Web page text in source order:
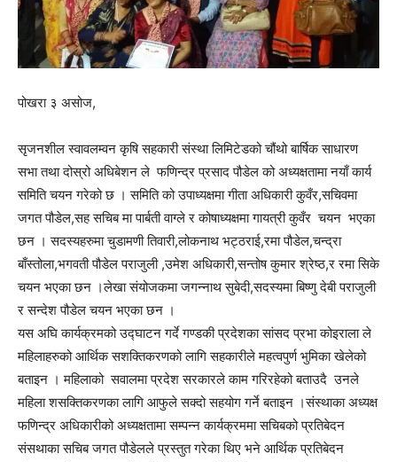
पोखरा ३ असोज,
सृजनशील स्वावलम्वन कृषि सहकारी संस्था लिमिटेडको चौंथो बार्षिक साधारण
सभा तथा दोस्रो अधिबेशन ले फणिन्द्र प्रसाद पौडेल को अध्यक्षतामा नयाँ कार्य
समिति चयन गरेको छ । समिति को उपाध्यक्षमा गीता अधिकारी कुवँर,सचिवमा
जगत पौडेल,सह सचिब मा पार्बती वाग्ले र कोषाध्यक्षमा गायत्री कुवँर चयन भएका
छन । सदस्यहरुमा चुडामणी तिवारी,लोकनाथ भट्ठराई,रमा पौडेल,चन्द्रा
बाँस्तोला,भगवती पौडेल पराजुली ,उमेश अधिकारी,सन्तोष कुमार श्रेष्ठ,र रमा सिके
चयन भएका छन ।लेखा संयोजकमा जगन्नाथ सुबेदी,सदस्यमा बिष्णु देबी पराजुली
र सन्देश पौडेल चयन भएका छन ।
यस अघि कार्यक्रमको उद्घाटन गर्दे गण्डकी प्रदेशका सांसद प्रभा कोइराला ले
महिलाहरुको आर्थिक सशक्तिकरणको लागि सहकारीले महत्वपुर्ण भुमिका खेलेको
बताइन । महिलाको सवालमा प्रदेश सरकारले काम गरिरहेको बताउदै उनले
महिला शसक्तिकरणका लागि आफुले सक्दो सहयोग गर्ने बताइन ।संस्थाका अध्यक्ष
फणिन्द्र अधिकारीको अध्यक्षतामा सम्पन्न कार्यक्रममा सचिबको प्रतिबेदन
संसथाका सचिब जगत पौडेलले प्रस्तुत गरेका थिए भने आर्थिक प्रतिबेदन